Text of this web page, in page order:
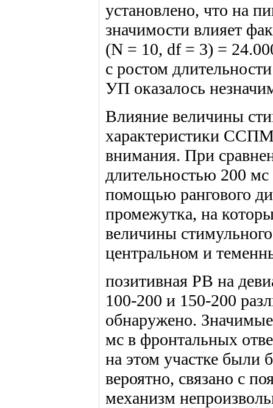
установлено, что на
значимости влияет
(N = 10, df = 3) =
с ростом
УП оказалось
Влияние величины
характеристики ССПМ
внимания. При
длительностью 200
помощью рангового
промежутка, на
величины
центральном и
позитивная РВ на
100-200 и 150-200
обнаружено.
мс в фронтальных
на этом участке были
вероятно, связано с
механизм